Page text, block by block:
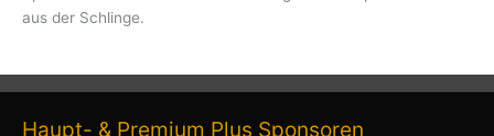
aus der Schlinge.
Haupt- & Premium Plus Sponsoren